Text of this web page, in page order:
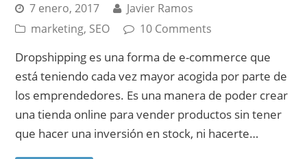
7 enero, 2017
Javier Ramos
marketing, SEO 10 Comments
Dropshipping es una forma de e-commerce que
está teniendo cada vez mayor acogida por parte de
los emprendedores. Es una manera de poder crear
una tienda online para vender productos sin tener
que hacer una inversión en stock, ni hacerte…